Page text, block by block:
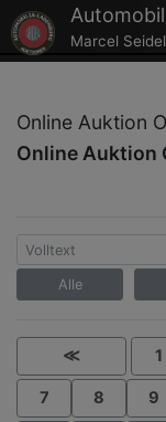
Marcel
Online Auktion
Online Auktion
Alle
≪ 1
7 8 9